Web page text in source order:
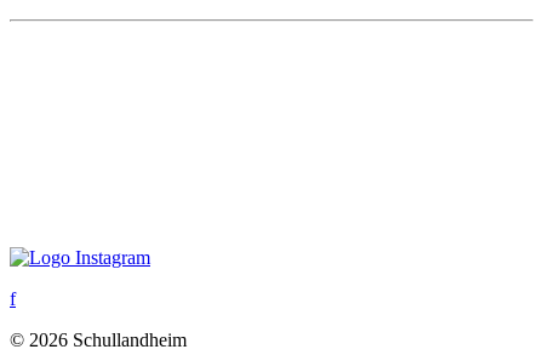
f
© 2026 Schullandheim